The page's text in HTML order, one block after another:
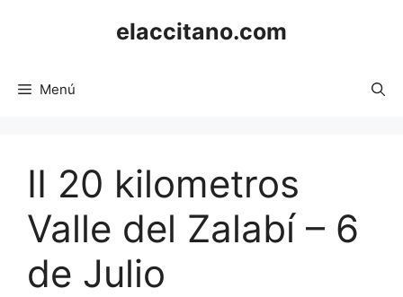
elaccitano.com
Menú
II 20 kilometros
Valle del Zalabí – 6
de Julio